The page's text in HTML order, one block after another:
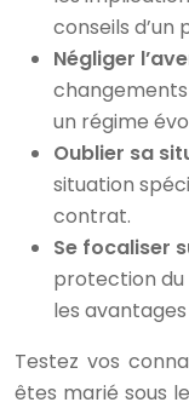
conseils d’un
Négliger
un régime
Oublier sa
situation
contrat.
Se focaliser
protection
les
Testez vos
êtes marié sous